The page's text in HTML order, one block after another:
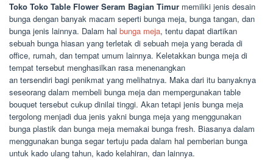
Toko Toko Table Flower Seram Bagian Timur memiliki jenis desain
bunga dengan banyak macam seperti bunga meja, bunga tangan, dan
bunga jenis lainnya. Dalam hal bunga meja, tentu dapat diartikan
sebuah bunga hiasan yang terletak di sebuah meja yang berada di
office, rumah, dan tempat umum lainnya. Keletakkan bunga meja di
tempat tersebut menghasilkan rasa menenangkan
an tersendiri bagi penikmat yang melihatnya. Maka dari itu banyaknya
seseorang dalam membeli bunga meja dan mempergunakan table
bouquet tersebut cukup dinilai tinggi. Akan tetapi jenis bunga meja
tergolong menjadi dua jenis yakni bunga meja yang menggunakan
bunga plastik dan bunga meja memakai bunga fresh. Biasanya dalam
menggunakan bunga segar tertuju pada dalam hal pemberian bunga
untuk kado ulang tahun, kado kelahiran, dan lainnya.